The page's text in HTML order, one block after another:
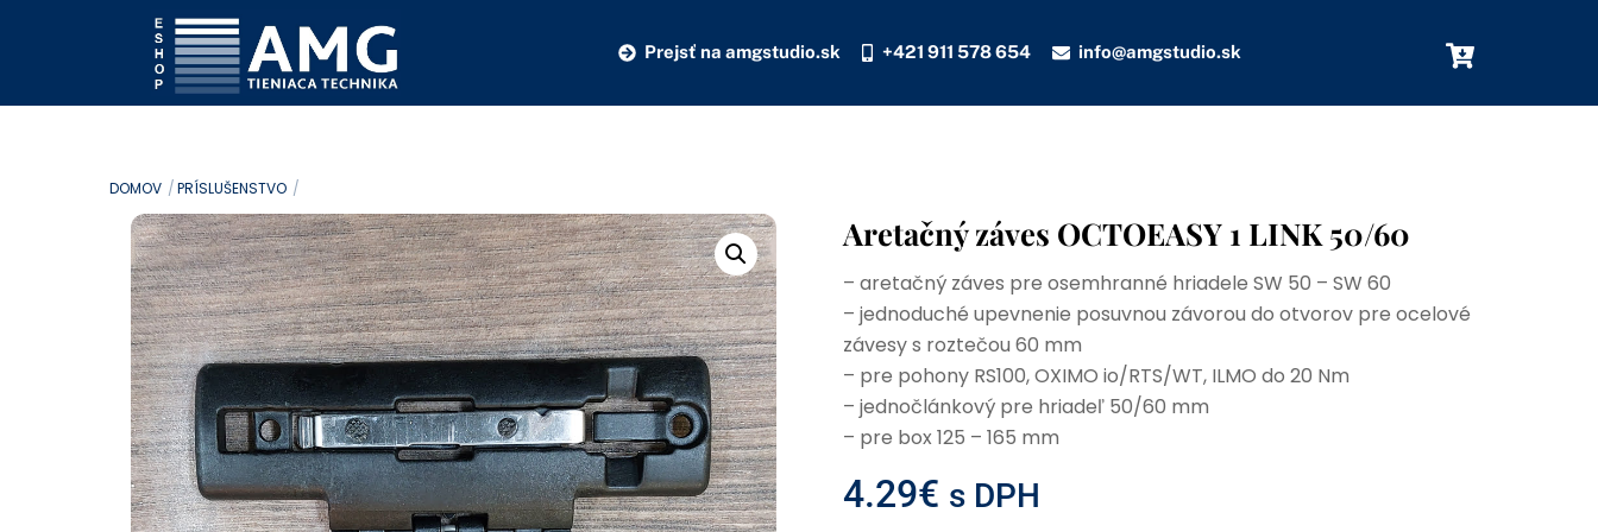
Prejsť na amgstudio.sk +421 911 578 654 info@amgstudio.sk
DOMOV PRÍSLUŠENSTVO
Aretačný záves OCTOEASY 1 LINK 50/60
– aretačný záves pre osemhranné hriadele SW 50 – SW 60
– jednoduché upevnenie posuvnou závorou do otvorov pre ocelové
závesy s roztečou 60 mm
– pre pohony RS100, OXIMO io/RTS/WT, ILMO do 20 Nm
– jednočlánkový pre hriadeľ 50/60 mm
– pre box 125 – 165 mm
4.29€ s DPH